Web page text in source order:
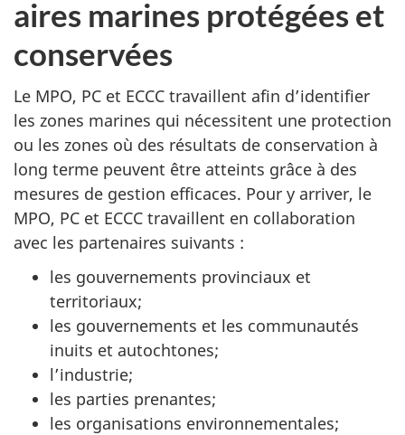
aires marines protégées et
conservées
Le MPO, PC et ECCC travaillent afin d’identifier
les zones marines qui nécessitent une protection
ou les zones où des résultats de conservation à
long terme peuvent être atteints grâce à des
mesures de gestion efficaces. Pour y arriver, le
MPO, PC et ECCC travaillent en collaboration
avec les partenaires suivants :
les gouvernements provinciaux et
territoriaux;
les gouvernements et les communautés
inuits et autochtones;
l’industrie;
les parties prenantes;
les organisations environnementales;